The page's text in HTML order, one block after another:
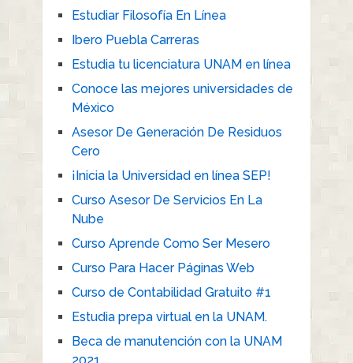
Estudiar Filosofía En Línea
Ibero Puebla Carreras
Estudia tu licenciatura UNAM en línea
Conoce las mejores universidades de
México
Asesor De Generación De Residuos
Cero
¡Inicia la Universidad en línea SEP!
Curso Asesor De Servicios En La
Nube
Curso Aprende Como Ser Mesero
Curso Para Hacer Páginas Web
Curso de Contabilidad Gratuito #1
Estudia prepa virtual en la UNAM.
Beca de manutención con la UNAM